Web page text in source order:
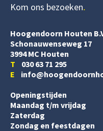
Kom ons bezoeken
Hoogendoorn Houten
Schonauwenseweg 17
3994 MC Houten
T 030 63 71 295
E
Openingstijden
Maandag t/m vrijdag
Zaterdag
Zondag en feestdagen